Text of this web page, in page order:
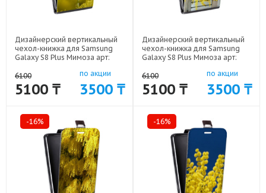
Дизайнерский вертикальный
чехол-книжка для Samsung
Galaxy S8 Plus Мимоза арт:
6100
5100 ₸
по акции
3500 ₸
Дизайнерский вертикальный
чехол-книжка для Samsung
Galaxy S8 Plus Мимоза арт:
6100
5100 ₸
по акции
3500 ₸
-16% -16%